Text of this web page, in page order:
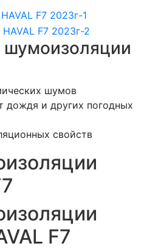
шумов
дождя и других погодных
свойств
F7